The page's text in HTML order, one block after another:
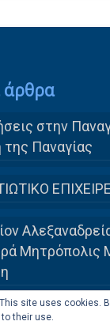
στην
Παναγίας
Μητρόπολις
This site uses cookies.
their use.